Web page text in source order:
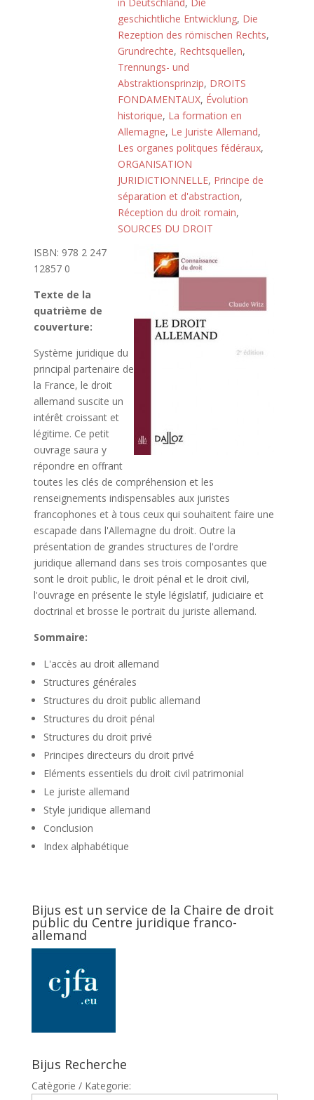
geschichtliche Entwicklung, Die
Rezeption des römischen Rechts,
Grundrechte, Rechtsquellen,
Trennungs- und
Abstraktionsprinzip, DROITS
FONDAMENTAUX, Évolution
historique, La formation en
Allemagne, Le Juriste Allemand,
Les organes politques fédéraux,
ORGANISATION
JURIDICTIONNELLE, Principe de
séparation et d'abstraction,
Réception du droit romain,
SOURCES DU DROIT
ISBN: 978 2 247
12857 0
Texte de la
quatrième de
couverture:
Système juridique du
principal partenaire de
la France, le droit
allemand suscite un
intérêt croissant et
légitime. Ce petit
ouvrage saura y
répondre en offrant
toutes les clés de compréhension et les
renseignements indispensables aux juristes
francophones et à tous ceux qui souhaitent faire une
escapade dans l'Allemagne du droit. Outre la
présentation de grandes structures de l'ordre
juridique allemand dans ses trois composantes que
sont le droit public, le droit pénal et le droit civil,
l'ouvrage en présente le style législatif, judiciaire et
doctrinal et brosse le portrait du juriste allemand.
Sommaire:
L'accès au droit allemand
Structures générales
Structures du droit public allemand
Structures du droit pénal
Structures du droit privé
Principes directeurs du droit privé
Eléments essentiels du droit civil patrimonial
Le juriste allemand
Style juridique allemand
Conclusion
Index alphabétique
Bijus est un service de la Chaire de droit
public du Centre juridique franco-
allemand
Bijus Recherche
Catègorie / Kategorie: